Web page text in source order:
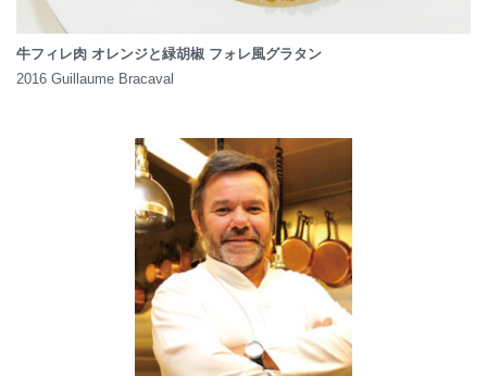
牛フィレ肉 オレンジと緑胡椒 フォレ風グラタン
2016 Guillaume Bracaval